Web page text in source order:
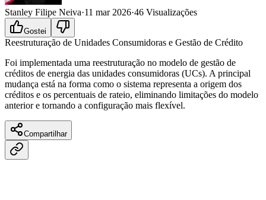
Stanley Filipe Neiva·11 mar 2026·46 Visualizações
Gostei
Reestruturação de Unidades Consumidoras e Gestão de Crédito
Foi implementada uma reestruturação no modelo de gestão de
créditos de energia das unidades consumidoras (UCs). A principal
mudança está na forma como o sistema representa a origem dos
créditos e os percentuais de rateio, eliminando limitações do modelo
anterior e tornando a configuração mais flexível.
Compartilhar